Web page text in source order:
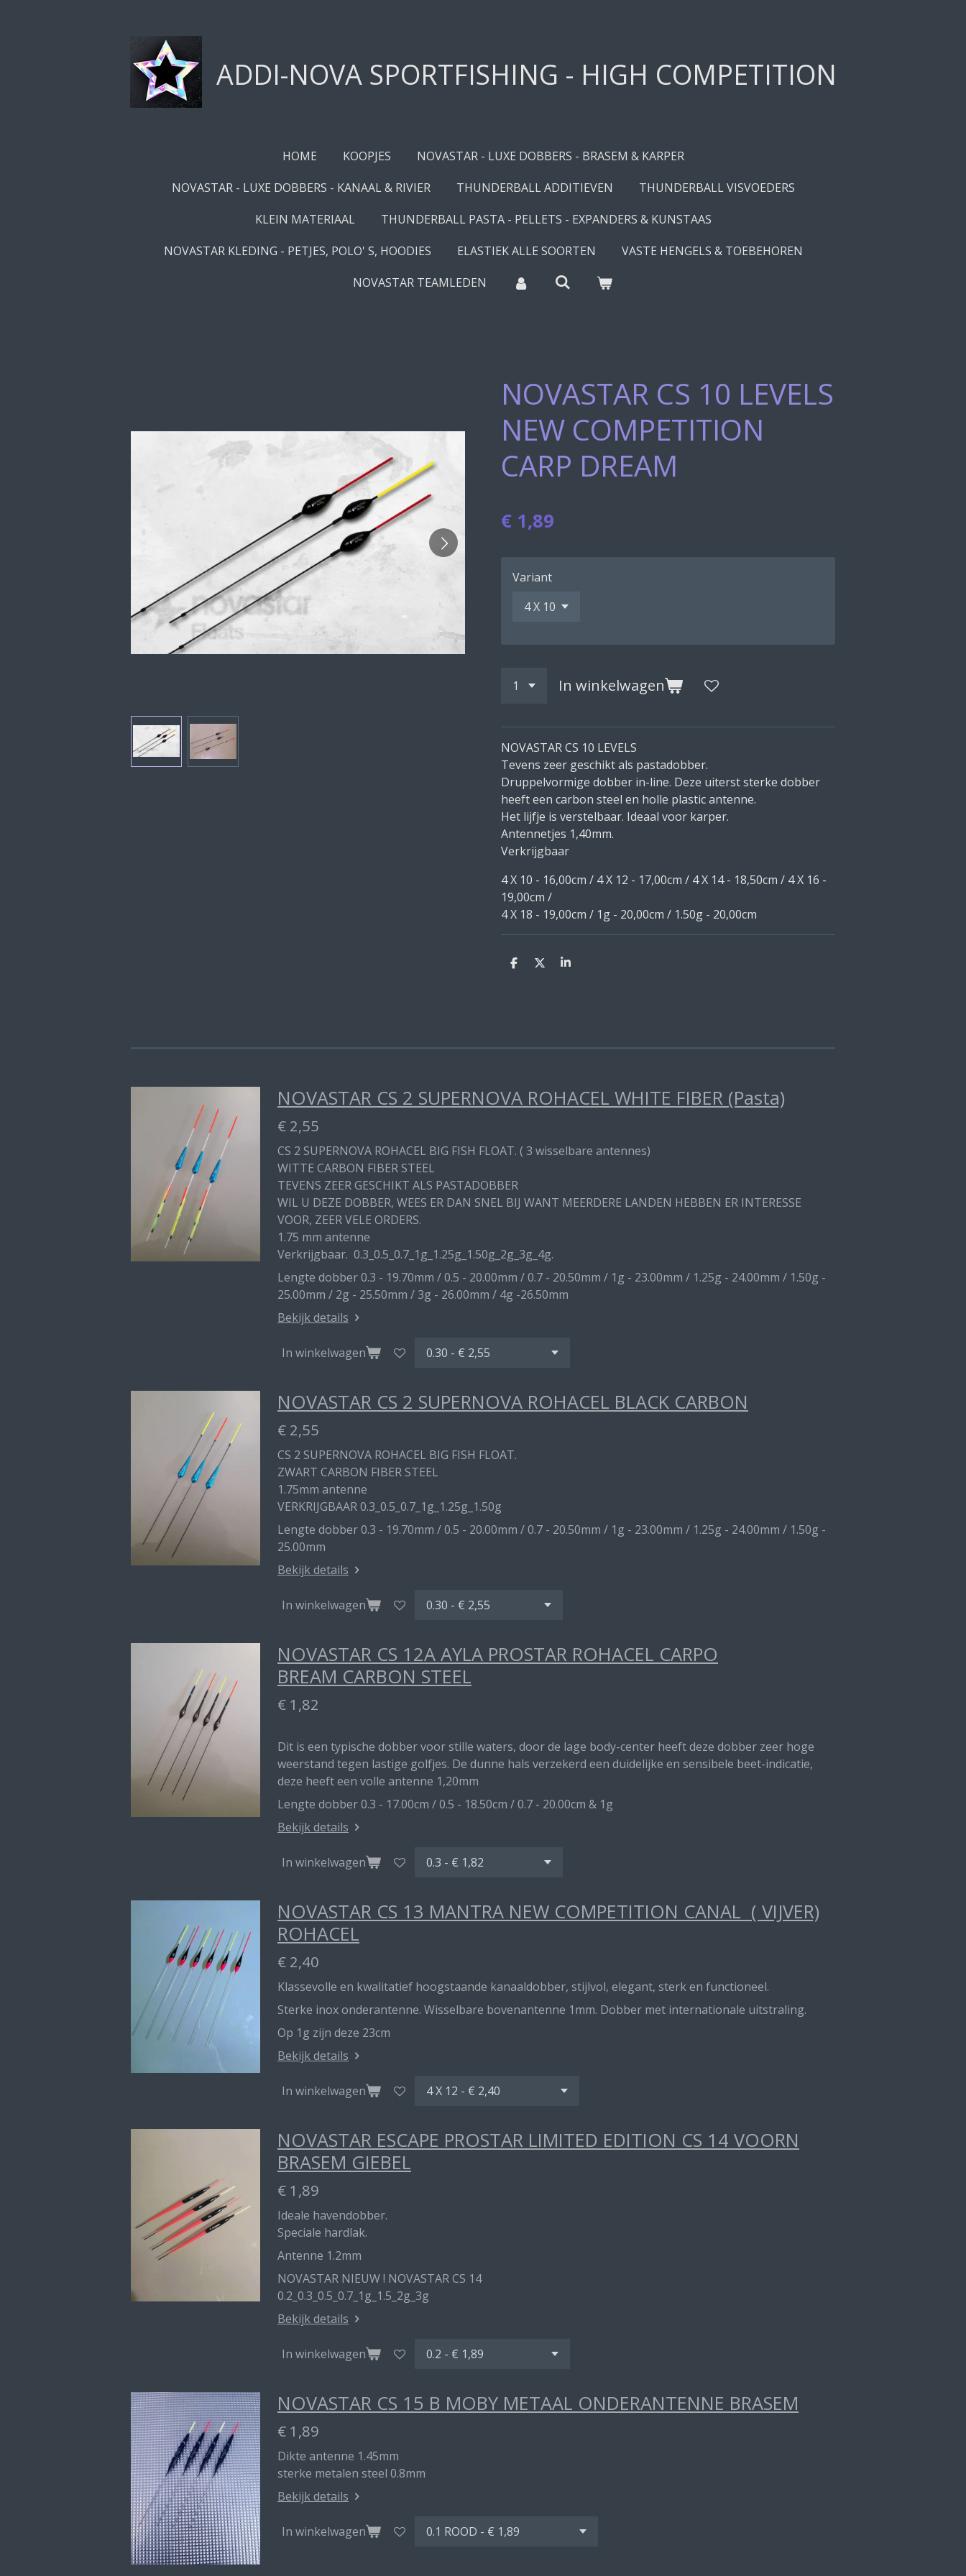
ADDI-NOVA SPORTFISHING - HIGH COMPETITION
HOME KOOPJES
NOVASTAR - LUXE DOBBERS - BRASEM & KARPER
NOVASTAR - LUXE DOBBERS - KANAAL & RIVIER
THUNDERBALL ADDITIEVEN
THUNDERBALL VISVOEDERS
KLEIN MATERIAAL
THUNDERBALL PASTA - PELLETS - EXPANDERS & KUNSTAAS
NOVASTAR KLEDING - PETJES, POLO' S, HOODIES
ELASTIEK ALLE SOORTEN
VASTE HENGELS & TOEBEHOREN
NOVASTAR TEAMLEDEN
NOVASTAR CS 10 LEVELS
NEW COMPETITION
CARP DREAM
€ 1,89
Variant
In winkelwagen
NOVASTAR CS 10 LEVELS
Tevens zeer geschikt als pastadobber.
Druppelvormige dobber in-line. Deze uiterst sterke dobber
heeft een carbon steel en holle plastic antenne.
Het lijfje is verstelbaar. Ideaal voor karper.
Antennetjes 1,40mm.
Verkrijgbaar
4 X 10 - 16,00cm / 4 X 12 - 17,00cm / 4 X 14 - 18,50cm / 4 X 16 -
19,00cm /
4 X 18 - 19,00cm / 1g - 20,00cm / 1.50g - 20,00cm
D
D
S
NOVASTAR CS 2 SUPERNOVA ROHACEL WHITE FIBER (Pasta)
€ 2,55
CS 2 SUPERNOVA ROHACEL BIG FISH FLOAT. ( 3 wisselbare antennes)
WITTE CARBON FIBER STEEL
TEVENS ZEER GESCHIKT ALS PASTADOBBER
WIL U DEZE DOBBER, WEES ER DAN SNEL BIJ WANT MEERDERE LANDEN HEBBEN ER INTERESSE
VOOR, ZEER VELE ORDERS.
1.75 mm antenne
Verkrijgbaar. 0.3_0.5_0.7_1g_1.25g_1.50g_2g_3g_4g.
Lengte dobber 0.3 - 19.70mm / 0.5 - 20.00mm / 0.7 - 20.50mm / 1g - 23.00mm / 1.25g - 24.00mm / 1.50g -
25.00mm / 2g - 25.50mm / 3g - 26.00mm / 4g -26.50mm
Bekijk details
In winkelwagen
NOVASTAR CS 2 SUPERNOVA ROHACEL BLACK CARBON
€ 2,55
CS 2 SUPERNOVA ROHACEL BIG FISH FLOAT.
ZWART CARBON FIBER STEEL
1.75mm antenne
VERKRIJGBAAR 0.3_0.5_0.7_1g_1.25g_1.50g
Lengte dobber 0.3 - 19.70mm / 0.5 - 20.00mm / 0.7 - 20.50mm / 1g - 23.00mm / 1.25g - 24.00mm / 1.50g -
25.00mm
Bekijk details
In winkelwagen
NOVASTAR CS 12A AYLA PROSTAR ROHACEL CARPO
BREAM CARBON STEEL
€ 1,82
Dit is een typische dobber voor stille waters, door de lage body-center heeft deze dobber zeer hoge
weerstand tegen lastige golfjes. De dunne hals verzekerd een duidelijke en sensibele beet-indicatie,
deze heeft een volle antenne 1,20mm
Lengte dobber 0.3 - 17.00cm / 0.5 - 18.50cm / 0.7 - 20.00cm & 1g
Bekijk details
In winkelwagen
NOVASTAR CS 13 MANTRA NEW COMPETITION CANAL ( VIJVER)
ROHACEL
€ 2,40
Klassevolle en kwalitatief hoogstaande kanaaldobber, stijlvol, elegant, sterk en functioneel.
Sterke inox onderantenne. Wisselbare bovenantenne 1mm. Dobber met internationale uitstraling.
Op 1g zijn deze 23cm
Bekijk details
In winkelwagen
NOVASTAR ESCAPE PROSTAR LIMITED EDITION CS 14 VOORN
BRASEM GIEBEL
€ 1,89
Ideale havendobber.
Speciale hardlak.
Antenne 1.2mm
NOVASTAR NIEUW ! NOVASTAR CS 14
0.2_0.3_0.5_0.7_1g_1.5_2g_3g
Bekijk details
In winkelwagen
NOVASTAR CS 15 B MOBY METAAL ONDERANTENNE BRASEM
€ 1,89
Dikte antenne 1.45mm
sterke metalen steel 0.8mm
Bekijk details
In winkelwagen